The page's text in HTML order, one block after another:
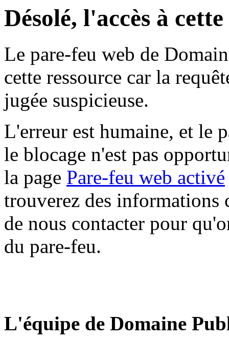
Désolé, l'accès à
Le pare-feu web de
cette ressource car la
jugée suspicieuse.
L'erreur est humaine, et le
le blocage n'est pas
la page Pare-feu web activé
trouverez des informations
de nous contacter pour
du pare-feu.
L'équipe de Domaine